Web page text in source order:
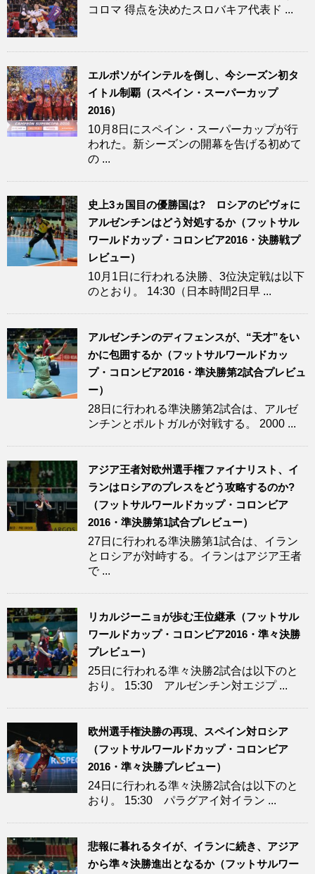
コロマ 得点を決めたスロバキア代表ド ...
エルポソがインテルを倒し、今シーズン初タ
イトル制覇（スペイン・スーパーカップ
2016）
10月8日にスペイン・スーパーカップが行
われた。新シーズンの開幕を告げる初めて
の ...
史上3ヵ国目の優勝国は? ロシアのピヴォに
アルゼンチンはどう対処するか（フットサル
ワールドカップ・コロンビア2016・決勝戦プ
レビュー）
10月1日に行われる決勝、3位決定戦は以下
のとおり。 14:30（日本時間2日早 ...
アルゼンチンのディフェンスが、“天才”をい
かに包囲するか（フットサルワールドカッ
プ・コロンビア2016・準決勝第2試合プレビュ
ー）
28日に行われる準決勝第2試合は、アルゼ
ンチンとポルトガルが対戦する。 2000 ...
アジア王者対欧州選手権ファイナリスト、イ
ランはロシアのプレスをどう攻略するのか?
（フットサルワールドカップ・コロンビア
2016・準決勝第1試合プレビュー）
27日に行われる準決勝第1試合は、イラン
とロシアが対峙する。イランはアジア王者
で ...
リカルジーニョが歩む王位継承（フットサル
ワールドカップ・コロンビア2016・準々決勝
プレビュー）
25日に行われる準々決勝2試合は以下のと
おり。 15:30 アルゼンチン対エジプ ...
欧州選手権決勝の再現、スペイン対ロシア
（フットサルワールドカップ・コロンビア
2016・準々決勝プレビュー）
24日に行われる準々決勝2試合は以下のと
おり。 15:30 パラグアイ対イラン ...
悲報に暮れるタイが、イランに続き、アジア
から準々決勝進出となるか（フットサルワー